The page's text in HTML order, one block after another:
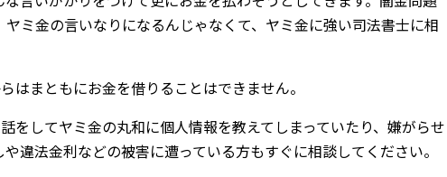
ミ金の言いなりになるんじゃなくて、ヤミ金に強い司法書士に相
はまともにお金を借りることはできません。
をしてヤミ金の丸和に個人情報を教えてしまっていたり、嫌がらせ
違法金利などの被害に遭っている方もすぐに相談してください。